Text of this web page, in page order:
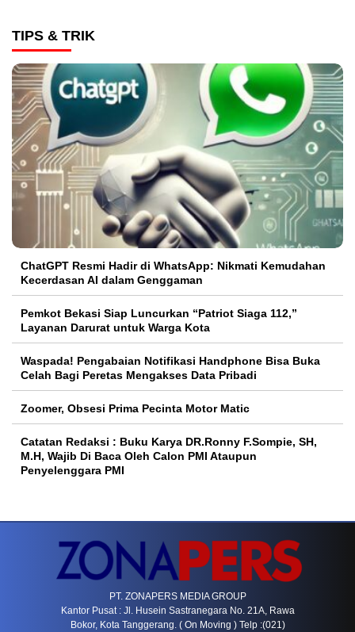
TIPS & TRIK
ChatGPT Resmi Hadir di WhatsApp: Nikmati Kemudahan
Kecerdasan AI dalam Genggaman
Pemkot Bekasi Siap Luncurkan “Patriot Siaga 112,”
Layanan Darurat untuk Warga Kota
Waspada! Pengabaian Notifikasi Handphone Bisa Buka
Celah Bagi Peretas Mengakses Data Pribadi
Zoomer, Obsesi Prima Pecinta Motor Matic
Catatan Redaksi : Buku Karya DR.Ronny F.Sompie, SH,
M.H, Wajib Di Baca Oleh Calon PMI Ataupun
Penyelenggara PMI
PT. ZONAPERS MEDIA GROUP
Kantor Pusat : Jl. Husein Sastranegara No. 21A, Rawa
Bokor, Kota Tanggerang. ( On Moving ) Telp :(021)